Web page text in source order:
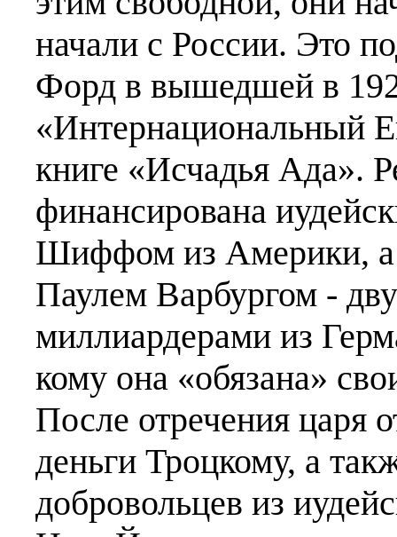
начали с России. Это
Форд в вышедшей в
«Интернациональный
книге «Исчадья Ада».
финансирована
Шиффом из Америки, а
Паулем Варбургом -
миллиардерами из
кому она «обязана»
После отречения царя
деньги Троцкому, а
добровольцев из